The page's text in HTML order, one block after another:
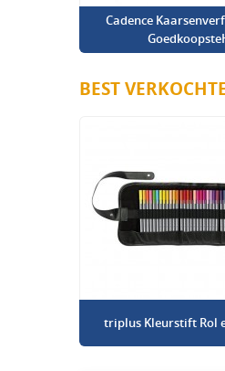
Cadence
BEST
triplus Kleurstift Rol